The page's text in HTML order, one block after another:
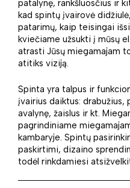
patalynę, rankšluosčius ir
kad spintų įvairovė
patarimų, kaip teisingai
kviečiame užsukti į mūsų
atrasti Jūsų miegamajam
atitiks viziją.
Spinta yra talpus ir
įvairius daiktus: drabužius,
avalynę, žaislus ir kt.
pagrindiniame
kambaryje. Spintų
paskirtimi, dizaino
todėl rinkdamiesi